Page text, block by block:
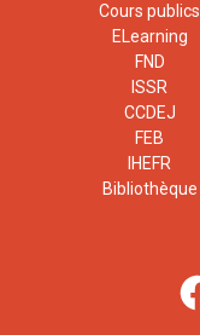
Cours publics
ELearning
FND
ISSR
CCDEJ
FEB
IHEFR
Bibliothèque